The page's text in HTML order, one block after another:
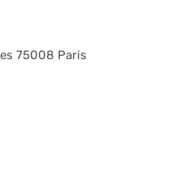
75008 Paris